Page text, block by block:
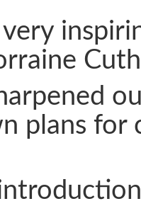
plans for